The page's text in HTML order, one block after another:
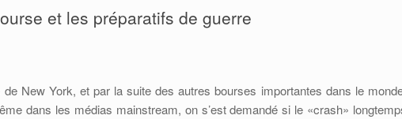
et les préparatifs de guerre
New York, et par la suite des autres bourses importantes dans le
dans les médias mainstream, on s’est demandé si le «crash»